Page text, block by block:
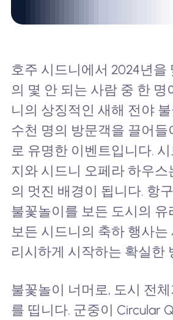
호주 시드니에서 2024년을
의 몇 안 되는 사람 중 한 명
니의 상징적인 새해 전야
수천 명의 방문객을 끌어들
로 유명한 이벤트입니다.
지와 시드니 오페라 하우스
의 멋진 배경이 됩니다. 항
불꽃놀이를 보든 도시의 유
보든 시드니의 축하 행사는
리시하게 시작하는 확실한
불꽃놀이 너머로, 도시 전
를 띱니다. 군중이 Circular